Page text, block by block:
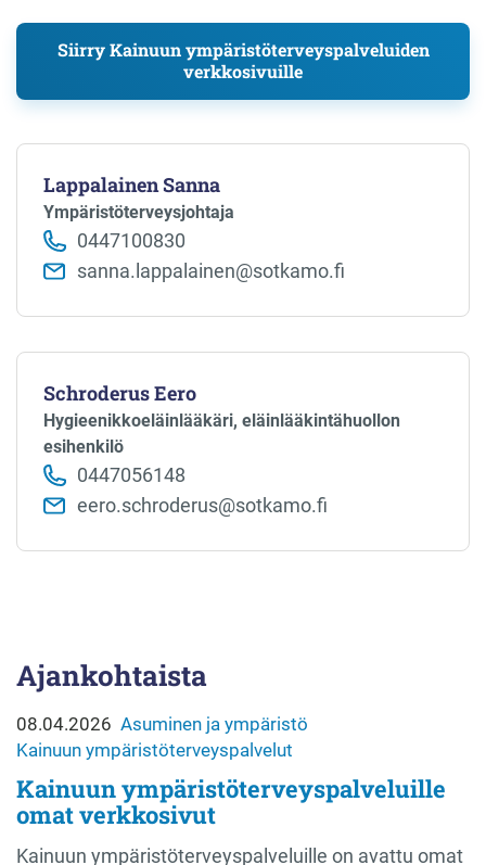
Siirry Kainuun ympäristöterveyspalveluiden
verkkosivuille
Lappalainen Sanna
Ympäristöterveysjohtaja
0447100830
sanna.lappalainen@sotkamo.fi
Schroderus Eero
Hy­giee­nik­koe­läin­lää­kä­ri, eläinlääkintähuollon
esihenkilö
0447056148
eero.schroderus@sotkamo.fi
Ajankohtaista
08.04.2026 Asuminen ja ympäristö
Kainuun ympäristöterveyspalvelut
Kainuun ympäristöterveyspalveluille
omat verkkosivut
Kainuun ympäristöterveyspalveluille on avattu omat